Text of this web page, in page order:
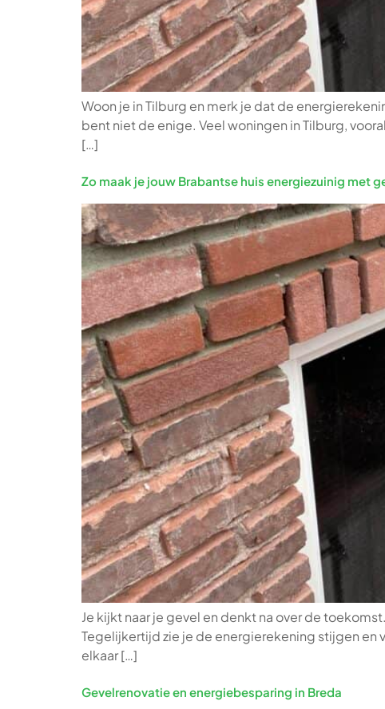
Woon je in Tilburg en merk je dat de
bent niet de enige. Veel woningen in Tilburg,
[…]
Zo maak je jouw Brabantse huis energiezuinig met
Je kijkt naar je gevel en denkt na over de
Tegelijkertijd zie je de energierekening stijgen en
elkaar […]
Gevelrenovatie en energiebesparing in Breda